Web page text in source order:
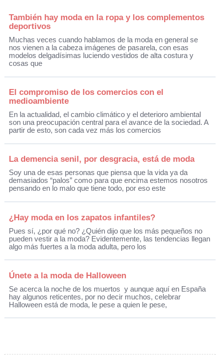
También hay moda en la ropa y los complementos
deportivos
Muchas veces cuando hablamos de la moda en general se
nos vienen a la cabeza imágenes de pasarela, con esas
modelos delgadísimas luciendo vestidos de alta costura y
cosas que
El compromiso de los comercios con el
medioambiente
En la actualidad, el cambio climático y el deterioro ambiental
son una preocupación central para el avance de la sociedad. A
partir de esto, son cada vez más los comercios
La demencia senil, por desgracia, está de moda
Soy una de esas personas que piensa que la vida ya da
demasiados “palos” como para que encima estemos nosotros
pensando en lo malo que tiene todo, por eso este
¿Hay moda en los zapatos infantiles?
Pues sí, ¿por qué no? ¿Quién dijo que los más pequeños no
pueden vestir a la moda? Evidentemente, las tendencias llegan
algo más fuertes a la moda adulta, pero los
Únete a la moda de Halloween
Se acerca la noche de los muertos y aunque aquí en España
hay algunos reticentes, por no decir muchos, celebrar
Halloween está de moda, le pese a quien le pese,